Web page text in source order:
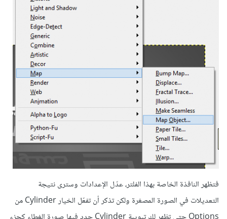
فتظهر النافذة الخاصة بهذا الفلتر، عدّل الإعدادات وسترى نتيجة
التعديلات في الصورة المصغرة ولكن تذكر أن تفعّل الخيار Cylinder من